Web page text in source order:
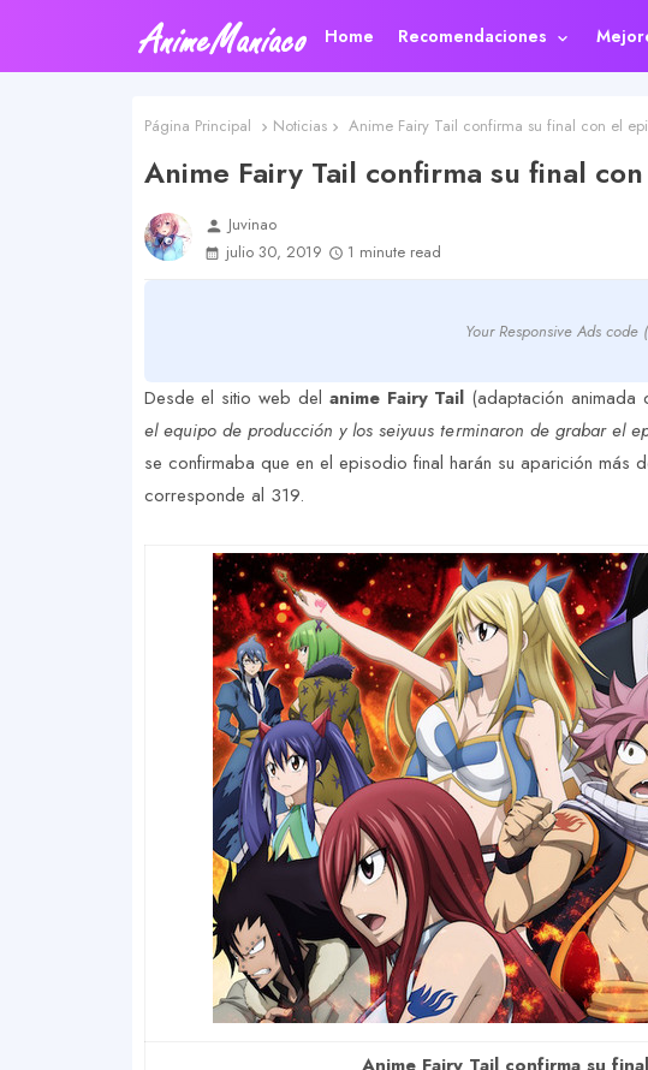
Home Recomendaciones
Página Principal Noticias Anime Fairy Tail confirma su final con el
Anime Fairy Tail confirma su final
person Juvinao
julio 30, 2019
1 minute read
Your Responsive Ads code
Desde el sitio web del anime Fairy Tail (adaptación animada
el equipo de producción y los seiyuus terminaron de grabar el
se confirmaba que en el episodio final harán su aparición más
corresponde al 319.